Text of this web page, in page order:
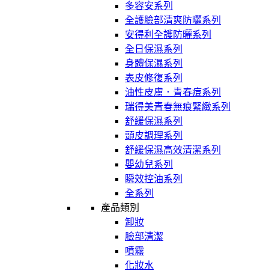
多容安系列
全護臉部清爽防曬系列
安得利全護防曬系列
全日保濕系列
身體保濕系列
表皮修復系列
油性皮膚．青春痘系列
瑞得美青春無痕緊緻系列
舒緩保濕系列
頭皮調理系列
舒緩保濕高效清潔系列
嬰幼兒系列
瞬效控油系列
全系列
產品類別
卸妝
臉部清潔
噴霧
化妝水